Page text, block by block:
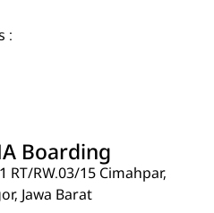
:
Boarding
RT/RW.03/15 Cimahpar,
Jawa Barat